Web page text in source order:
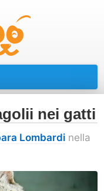
nei gatti
Lombardi nella